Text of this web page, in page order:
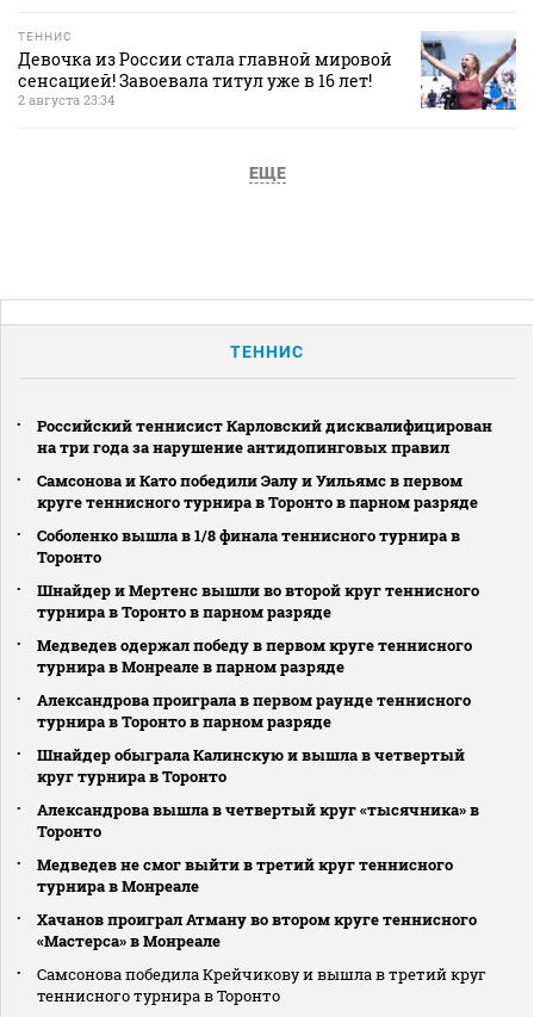
ТЕННИС
Девочка из России стала главной мировой
сенсацией! Завоевала титул уже в 16 лет!
2 августа 23:34
ЕЩЕ
ТЕННИС
Российский теннисист Карловский дисквалифицирован
на три года за нарушение антидопинговых правил
Самсонова и Като победили Эалу и Уильямс в первом
круге теннисного турнира в Торонто в парном разряде
Соболенко вышла в 1/8 финала теннисного турнира в
Торонто
Шнайдер и Мертенс вышли во второй круг теннисного
турнира в Торонто в парном разряде
Медведев одержал победу в первом круге теннисного
турнира в Монреале в парном разряде
Александрова проиграла в первом раунде теннисного
турнира в Торонто в парном разряде
Шнайдер обыграла Калинскую и вышла в четвертый
круг турнира в Торонто
Александрова вышла в четвертый круг «тысячника» в
Торонто
Медведев не смог выйти в третий круг теннисного
турнира в Монреале
Хачанов проиграл Атману во втором круге теннисного
«Мастерса» в Монреале
Самсонова победила Крейчикову и вышла в третий круг
теннисного турнира в Торонто